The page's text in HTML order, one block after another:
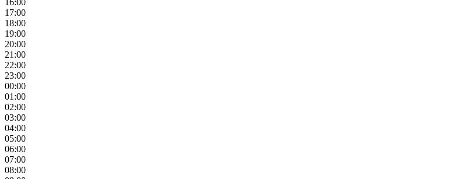
16:00
17:00
18:00
19:00
20:00
21:00
22:00
23:00
00:00
01:00
02:00
03:00
04:00
05:00
06:00
07:00
08:00